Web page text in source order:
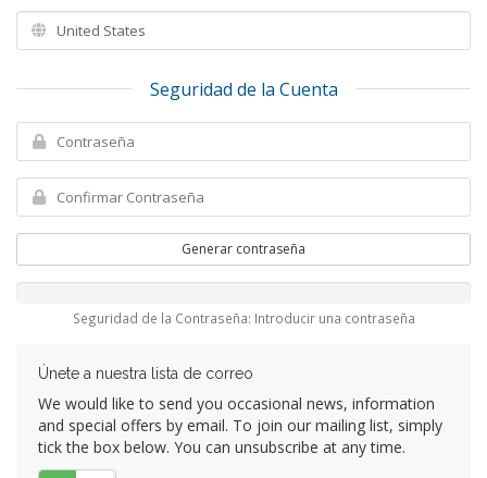
Seguridad de la Cuenta
Generar contraseña
Seguridad de la Contraseña: Introducir una contraseña
Únete a nuestra lista de correo
We would like to send you occasional news, information
and special offers by email. To join our mailing list, simply
tick the box below. You can unsubscribe at any time.